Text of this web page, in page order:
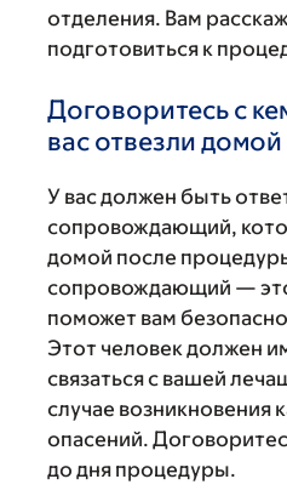
отделения. Вам
подготовиться к
Договоритесь с
вас отвезли домой
У вас должен быть
сопровождающий,
домой после
сопровождающий —
поможет вам
Этот человек должен
связаться с вашей
случае возникновения
опасений.
до дня процедуры.